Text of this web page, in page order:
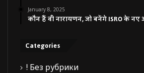
January 8, 2025
कौन हैं वी नारायणन, जो बनेंगे ISRO के नए
Categories
! Без рубрики